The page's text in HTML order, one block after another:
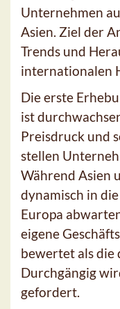
Unternehmen
Asien. Ziel der
Trends und
internationalen
Die erste
ist
Preisdruck und
stellen
Während Asien
dynamisch in
Europa
eigene
bewertet als die
Durchgängig
gefordert.